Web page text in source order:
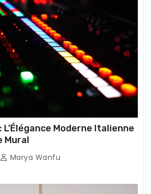
L’Élégance Moderne Italienne
Mural
Marya Wanfu